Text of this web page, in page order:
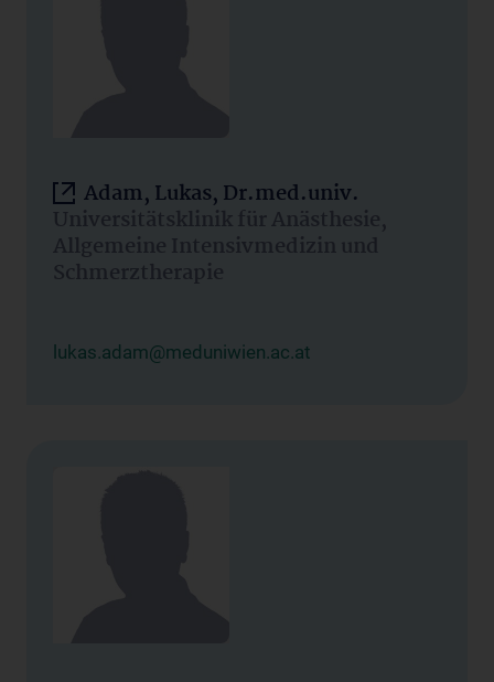
Adam, Lukas, Dr.med.univ.
Universitätsklinik für Anästhesie,
Allgemeine Intensivmedizin und
Schmerztherapie
lukas.adam@meduniwien.ac.at